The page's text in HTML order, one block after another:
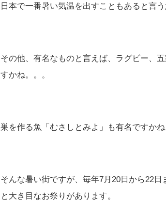
日本で一番暑い気温を出すこともあると言
その他、有名なものと言えば、ラグビー、
すかね。。。
巣を作る魚「むさしとみよ」も有名ですかね
そんな暑い街ですが、毎年7月20日から22
と大き目なお祭りがあります。